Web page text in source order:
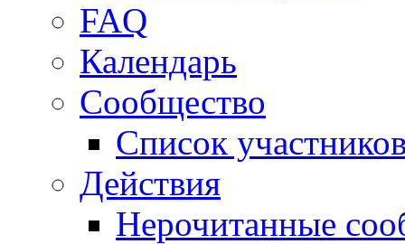
FAQ
Календарь
Сообщество
Список
Действия
Нерочитанные